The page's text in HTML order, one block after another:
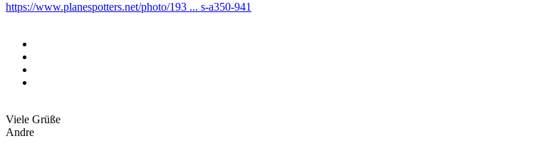
https://www.planespotters.net/photo/193 ... s-a350-941
Viele Grüße
Andre